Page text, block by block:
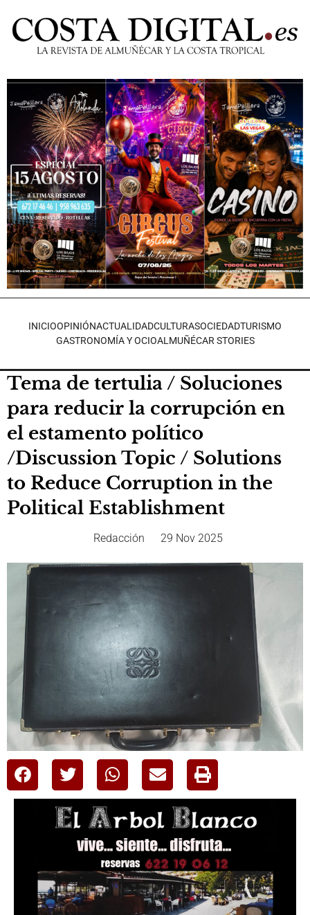
INICIOOPINIÓNACTUALIDADCULTURASOCIEDADTURISMO
GASTRONOMÍA Y OCIOALMUÑÉCAR STORIES
Tema de tertulia / Soluciones
para reducir la corrupción en
el estamento político
/Discussion Topic / Solutions
to Reduce Corruption in the
Political Establishment
Redacción 29 Nov 2025